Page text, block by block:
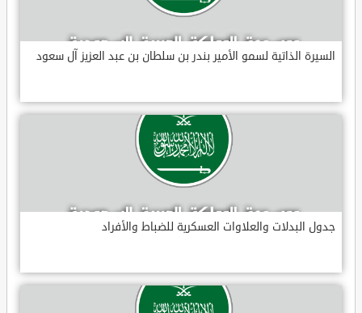
السيرة الذاتية لسمو الأمير بندر بن سلطان بن عبد العزيز آل سعود
جدول البدلات والعلاوات العسكرية للضباط والأفراد